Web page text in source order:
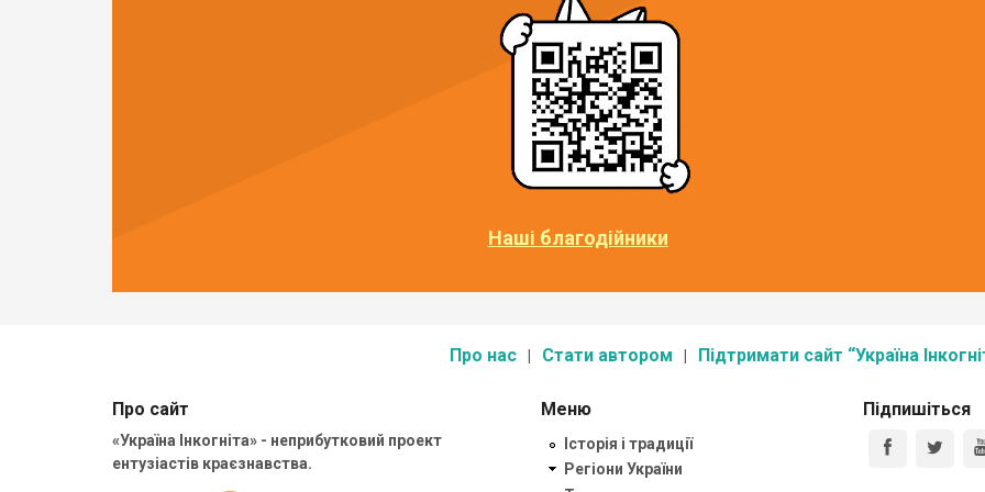
Наші благодійники
Про нас Стати автором Підтримати сайт “Україна
Про сайт
«Україна Інкогніта» - неприбутковий проект
ентузіастів краєзнавства.
Меню
Історія і традиції
Регіони України
Підпишіться